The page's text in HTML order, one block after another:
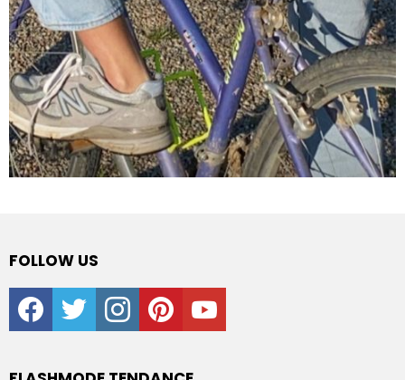
FOLLOW US
facebooktwitter instagrampinterestyoutube